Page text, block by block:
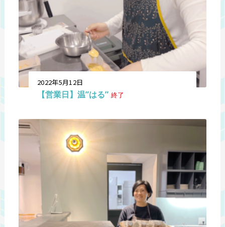
2022年5月12日
【営業日】温”はる” 終了